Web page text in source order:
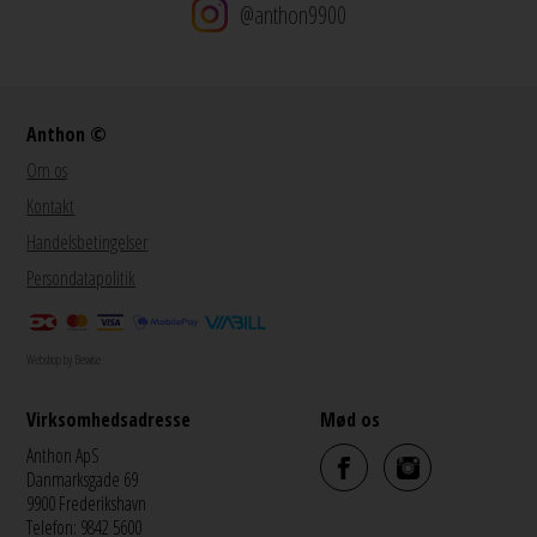
@anthon9900
Anthon ©
Om os
Kontakt
Handelsbetingelser
Persondatapolitik
Webshop by Bewise
Virksomhedsadresse
Anthon ApS
Danmarksgade 69
9900 Frederikshavn
Telefon: 9842 5600
Mød os